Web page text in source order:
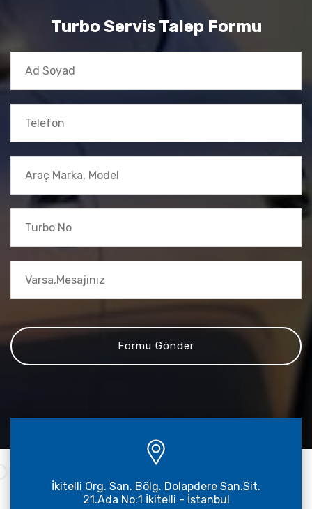
Turbo Servis Talep Formu
İkitelli Org. San. Bölg. Dolapdere San.Sit.
21.Ada No:1 İkitelli - İstanbul